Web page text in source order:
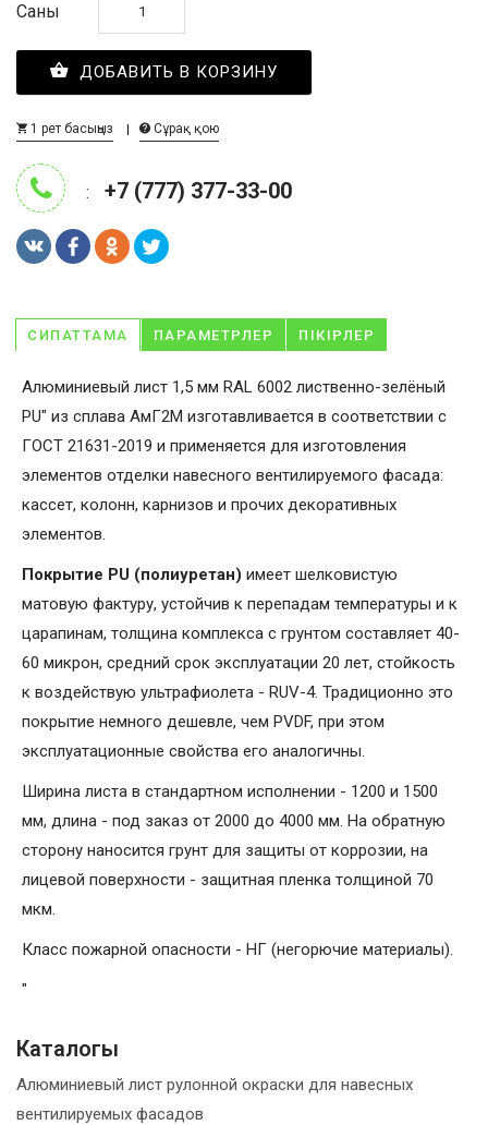
Саны
ДОБАВИТЬ В КОРЗИНУ
1 рет басыңыз Сұрақ қою
: +7 (777) 377-33-00
СИПАТТАМА ПАРАМЕТРЛЕР ПІКІРЛЕР
Алюминиевый лист 1,5 мм RAL 6002 лиственно-зелёный
PU" из сплава АмГ2М изготавливается в соответствии с
ГОСТ 21631-2019 и применяется для изготовления
элементов отделки навесного вентилируемого фасада:
кассет, колонн, карнизов и прочих декоративных
элементов.
Покрытие PU (полиуретан) имеет шелковистую
матовую фактуру, устойчив к перепадам температуры и к
царапинам, толщина комплекса с грунтом составляет 40-
60 микрон, средний срок эксплуатации 20 лет, стойкость
к воздействую ультрафиолета - RUV-4. Традиционно это
покрытие немного дешевле, чем PVDF, при этом
эксплуатационные свойства его аналогичны.
Ширина листа в стандартном исполнении - 1200 и 1500
мм, длина - под заказ от 2000 до 4000 мм. На обратную
сторону наносится грунт для защиты от коррозии, на
лицевой поверхности - защитная пленка толщиной 70
мкм.
Класс пожарной опасности - НГ (негорючие материалы).
"
Каталогы
Алюминиевый лист рулонной окраски для навесных
вентилируемых фасадов